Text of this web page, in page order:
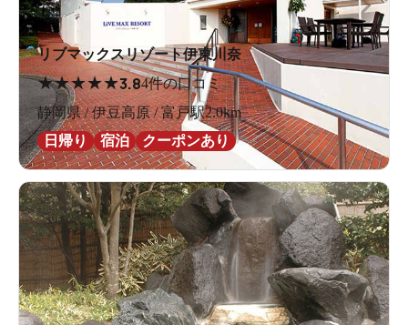
リブマックスリゾート伊東川奈
★★★★★3.84件の口コミ
静岡県 / 伊豆高原 / 富戸駅2.0km
日帰り
宿泊 クーポンあり